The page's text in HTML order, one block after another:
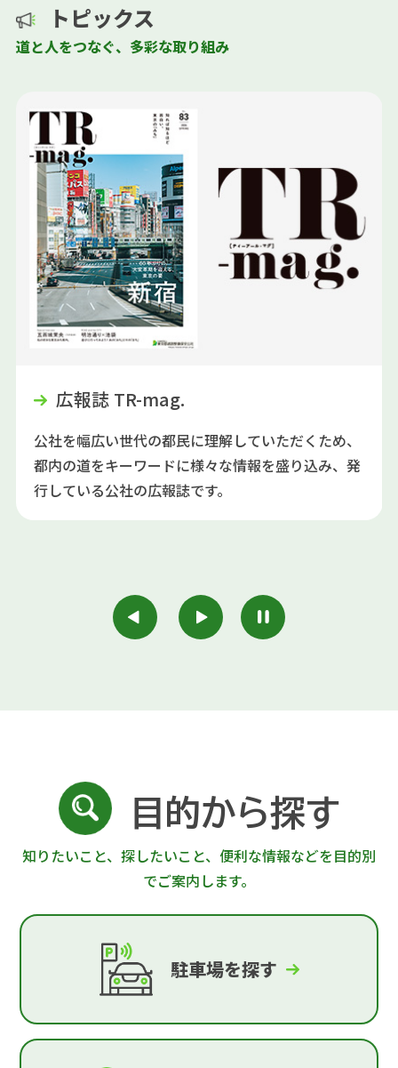
トピックス
道と人をつなぐ、多彩な取り組み
広報誌 TR-mag.
公社を幅広い世代の都民に理解していただくため、
都内の道をキーワードに様々な情報を盛り込み、発
行している公社の広報誌です。
Previous Next
目的から探す
知りたいこと、探したいこと、便利な情報などを目的別
でご案内します。
駐車場を探す